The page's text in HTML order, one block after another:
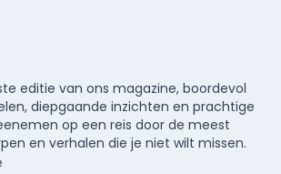
editie van ons magazine, boordevol
diepgaande inzichten en prachtige
op een reis door de meest
en verhalen die je niet wilt missen.